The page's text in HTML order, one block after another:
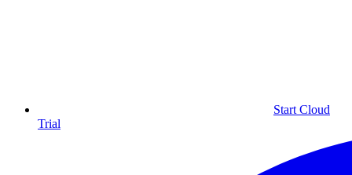
Start Cloud
Trial